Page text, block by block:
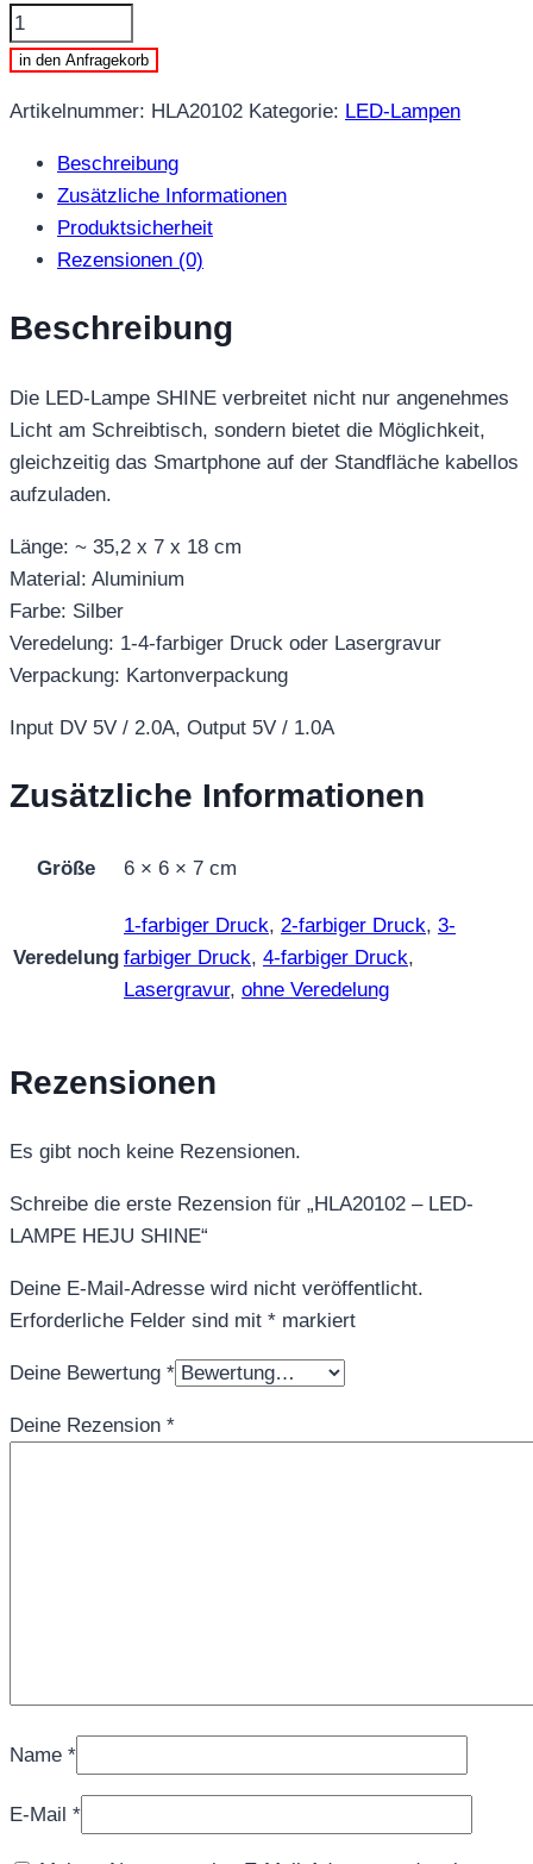
HLA20102
-
LAMPE
SHINE
Menge
in den Anfragekorb
Artikelnummer: HLA20102 Kategorie: LED-Lampen
Beschreibung
Zusätzliche Informationen
Produktsicherheit
Rezensionen (0)
Beschreibung
Die LED-Lampe SHINE verbreitet nicht nur angenehmes
Licht am Schreibtisch, sondern bietet die Möglichkeit,
gleichzeitig das Smartphone auf der Standfläche kabellos
aufzuladen.
Länge: ~ 35,2 x 7 x 18 cm
Material: Aluminium
Farbe: Silber
Veredelung: 1-4-farbiger Druck oder Lasergravur
Verpackung: Kartonverpackung
Input DV 5V / 2.0A, Output 5V / 1.0A
Zusätzliche Informationen
Größe 6 × 6 × 7 cm
Veredelung
1-farbiger Druck, 2-farbiger Druck, 3-
farbiger Druck, 4-farbiger Druck,
Lasergravur, ohne Veredelung
Rezensionen
Es gibt noch keine Rezensionen.
Schreibe die erste Rezension für „HLA20102 – LED-
LAMPE HEJU SHINE“
Deine E-Mail-Adresse wird nicht veröffentlicht.
Erforderliche Felder sind mit * markiert
Deine Bewertung *
Deine Rezension *
Name *
E-Mail *